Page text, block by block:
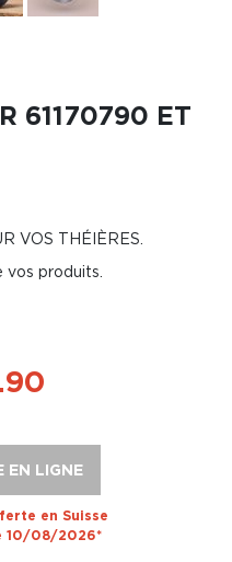
61170790 ET
VOS THÉIÈRES.
vos produits.
EN LIGNE
en Suisse
10/08/2026*